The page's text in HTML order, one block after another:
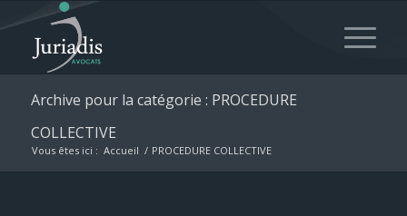
Archive pour la catégorie : PROCEDURE
COLLECTIVE
Vous êtes ici : Accueil / PROCEDURE COLLECTIVE